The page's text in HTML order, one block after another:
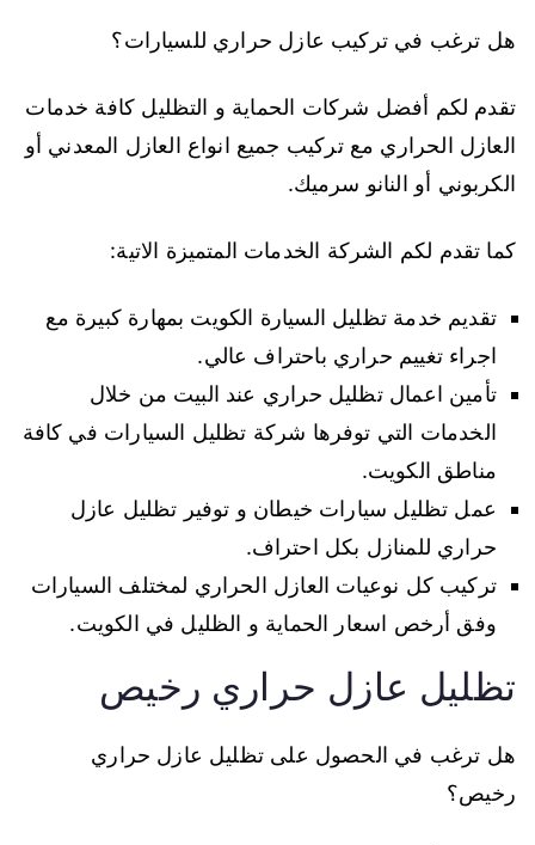
هل ترغب في تركيب عازل حراري للسيارات؟
تقدم لكم أفضل شركات الحماية و التظليل كافة خدمات
العازل الحراري مع تركيب جميع انواع العازل المعدني أو
الكربوني أو النانو سرميك.
كما تقدم لكم الشركة الخدمات المتميزة الاتية:
تقديم خدمة تظليل السيارة الكويت بمهارة كبيرة مع
اجراء تغييم حراري باحتراف عالي.
تأمين اعمال تظليل حراري عند البيت من خلال
الخدمات التي توفرها شركة تظليل السيارات في كافة
مناطق الكويت.
عمل تظليل سيارات خيطان و توفير تظليل عازل
حراري للمنازل بكل احتراف.
تركيب كل نوعيات العازل الحراري لمختلف السيارات
وفق أرخص اسعار الحماية و الظليل في الكويت.
تظليل عازل حراري رخيص
هل ترغب في الحصول على تظليل عازل حراري
رخيص؟